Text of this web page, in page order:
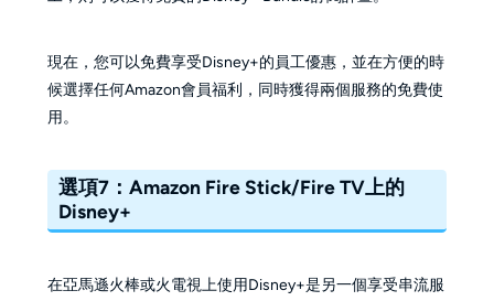
現在，您可以免費享受Disney+的員工優惠，並在方便的時
候選擇任何Amazon會員福利，同時獲得兩個服務的免費使
用。
選項7：Amazon Fire Stick/Fire TV上的
Disney+
在亞馬遜火棒或火電視上使用Disney+是另一個享受串流服